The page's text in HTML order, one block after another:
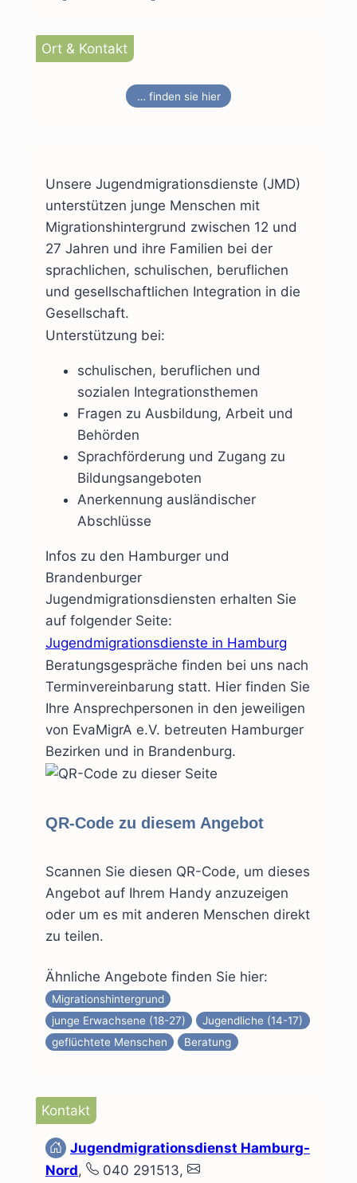
Unsere Jugendmigrationsdienste (JMD)
unterstützen junge Menschen mit
Migrationshintergrund zwischen 12 und
27 Jahren und ihre Familien bei der
sprachlichen, schulischen, beruflichen
und gesellschaftlichen Integration in die
Gesellschaft.
Unterstützung bei:
schulischen, beruflichen und
sozialen Integrationsthemen
Fragen zu Ausbildung, Arbeit und
Behörden
Sprachförderung und Zugang zu
Bildungsangeboten
Anerkennung ausländischer
Abschlüsse
Infos zu den Hamburger und
Brandenburger
Jugendmigrationsdiensten erhalten Sie
auf folgender Seite:
Jugendmigrationsdienste in Hamburg
Beratungsgespräche finden bei uns nach
Terminvereinbarung statt. Hier finden Sie
Ihre Ansprechpersonen in den jeweiligen
von EvaMigrA e.V. betreuten Hamburger
Bezirken und in Brandenburg.
QR-Code zu diesem Angebot
Scannen Sie diesen QR-Code, um dieses
Angebot auf Ihrem Handy anzuzeigen
oder um es mit anderen Menschen direkt
zu teilen.
Ähnliche Angebote finden Sie hier:
Migrationshintergrund
junge Erwachsene (18-27)
Jugendliche (14-17)
geflüchtete Menschen
Beratung
Kontakt
Jugendmigrationsdienst Hamburg-
Nord,
040 291513,
Ort & Kontakt
… finden sie hier